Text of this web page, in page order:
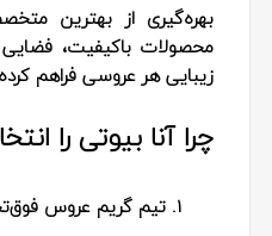
بهره‌گیری از بهترین
محصولات باکیفیت، فضایی
زیبایی هر عروسی فراهم
چرا آنا بیوتی را
تیم گریم عروس